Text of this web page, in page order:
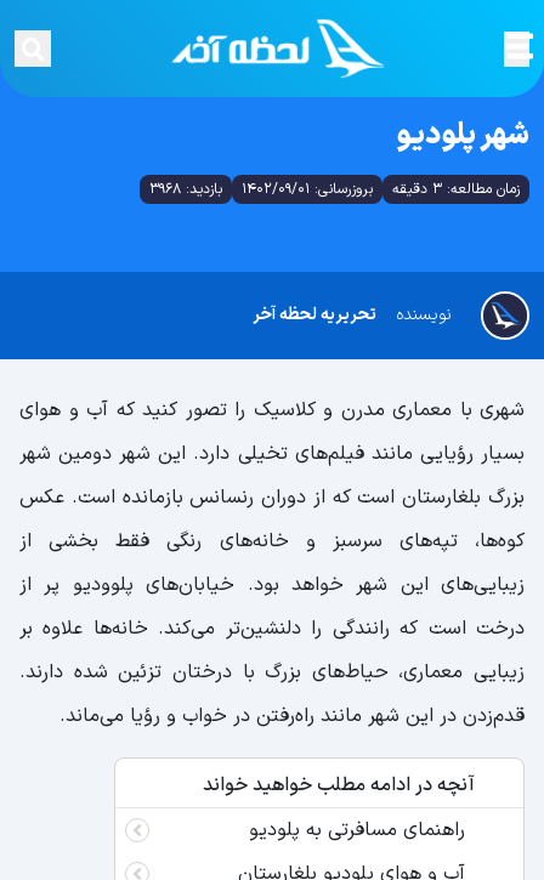
شهر پلودیو
زمان مطالعه: 3 دقیقه بروزرسانی: 1402/09/01 بازدید: 3968
تحریریه لحظه آخر نویسنده
شهری با معماری مدرن و کلاسیک را تصور کنید که آب و هوای
بسیار رؤیایی مانند فیلم‌های تخیلی دارد. این شهر دومین شهر
بزرگ بلغارستان است که از دوران رنسانس باز‌مانده است. عکس
کوه‌ها، تپه‌های سرسبز و خانه‌های رنگی فقط بخشی از
زیبایی‌های این شهر خواهد بود. خیابان‌های پلوودیو پر از
درخت است که رانندگی را دلنشین‌تر می‌کند. خانه‌ها علاوه بر
زیبایی معماری، حیاط‌های بزرگ با درختان تزئین شده‌ دارند.
قدم‌زدن در این شهر مانند راه‌رفتن در خواب و رؤیا می‌ماند.
آنچه در ادامه مطلب خواهید خواند
راهنمای مسافرتی به پلودیو
آب و هوای پلودیو بلغارستان